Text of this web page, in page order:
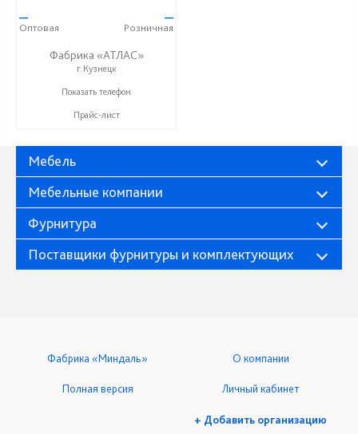
—
Оптовая
—
Розничная
Фабрика «АТЛАС»
г.Кузнецк
+7 (937) 917-00-01
Показать телефон
Прайс-лист
Мебель
Мебельные компании
Фурнитура
Поставщики фурнитуры и комплектующих
Фабрика «Миндаль» О компании
Полная версия Личный кабинет
+ Добавить организацию